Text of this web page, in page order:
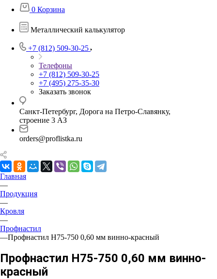
0 Корзина
Металлический калькулятор
+7 (812) 509-30-25
Телефоны
+7 (812) 509-30-25
+7 (495) 275-35-30
Заказать звонок
Санкт-Петербург, Дорога на Петро-Славянку,
строение 3 АЗ
orders@proflistka.ru
Главная
—
Продукция
—
Кровля
—
Профнастил
—Профнастил Н75-750 0,60 мм винно-красный
Профнастил Н75-750 0,60 мм винно-
красный